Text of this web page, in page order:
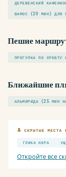
ДЕРЕВЕНСКИЙ
ВАМОС (20 МИН) ДЛЯ
Пешие
ПРОГУЛКА ПО
Ближайшие
АЛЬМИРИДА (25 МИН
🔝 СКРЫТЫЕ МЕСТА
ГЛИКА НЕРА
Откройте все